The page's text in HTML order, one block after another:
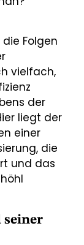
Folgen
vielfach,
der
liegt der
einer
die
und das
seiner